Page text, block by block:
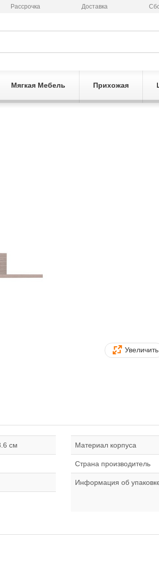
Рассрочка Доставка
Мягкая Мебель Прихожая
Увеличить
см Материал корпуса
Страна производитель
Информация об